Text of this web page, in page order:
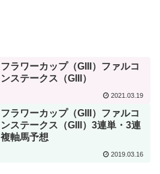
フラワーカップ（GIII）ファルコ
ンステークス（GIII）
2021.03.19
フラワーカップ（GIII）ファルコ
ンステークス（GIII）3連単・3連
複軸馬予想
2019.03.16